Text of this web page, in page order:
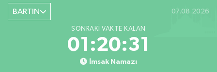
0 (378) 227 85 45
BARTIN 07.08.2026
SONRAKI VAKTE KALAN
01:20:30
İmsak Namazı